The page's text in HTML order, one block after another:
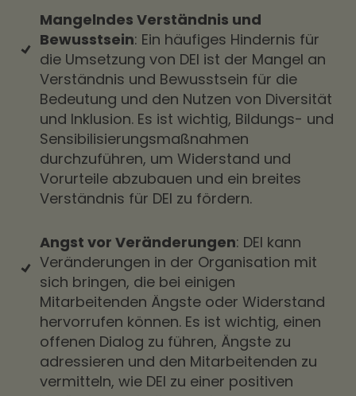
Mangelndes Verständnis und
Bewusstsein: Ein häufiges Hindernis für
die Umsetzung von DEI ist der Mangel an
Verständnis und Bewusstsein für die
Bedeutung und den Nutzen von Diversität
und Inklusion. Es ist wichtig, Bildungs- und
Sensibilisierungsmaßnahmen
durchzuführen, um Widerstand und
Vorurteile abzubauen und ein breites
Verständnis für DEI zu fördern.
Angst vor Veränderungen: DEI kann
Veränderungen in der Organisation mit
sich bringen, die bei einigen
Mitarbeitenden Ängste oder Widerstand
hervorrufen können. Es ist wichtig, einen
offenen Dialog zu führen, Ängste zu
adressieren und den Mitarbeitenden zu
vermitteln, wie DEI zu einer positiven